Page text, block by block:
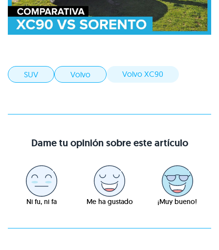
SUV Volvo Volvo XC90
Dame tu opinión sobre este artículo
Ni fu, ni fa Me ha gustado ¡Muy bueno!